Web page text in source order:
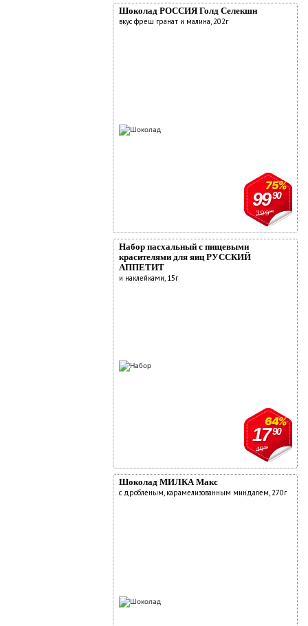
Шоколад РОССИЯ Голд Селекшн
вкус фреш гранат и малина, 202г
39990
75%
9990
Набор пасхальный с пищевыми
красителями для яиц РУССКИЙ
АППЕТИТ
и наклейками, 15г
4990
64%
1790
Шоколад МИЛКА Макс
с дробленым, карамелизованным миндалем, 270г